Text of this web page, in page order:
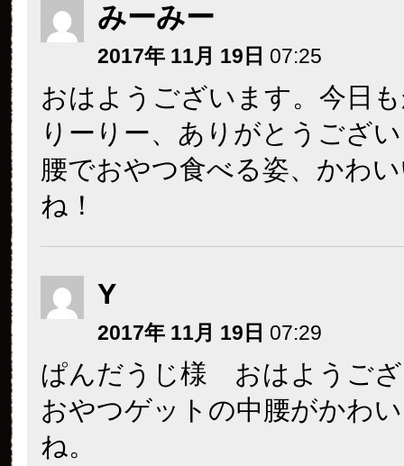
みーみー
2017年 11月 19日 07:25
おはようございます。今日
りーりー、ありがとうござ
腰でおやつ食べる姿、かわ
ね！
Y
2017年 11月 19日 07:29
ぱんだうじ様 おはようご
おやつゲットの中腰がかわ
ね。